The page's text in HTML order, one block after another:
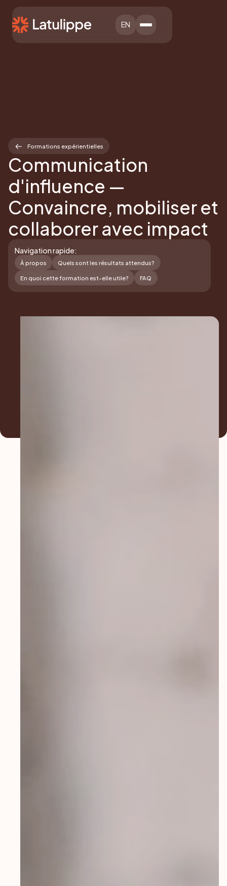
EN
Formations expérientielles
Communication
d'influence —
Convaincre, mobiliser et
collaborer avec impact
Navigation rapide:
À propos Quels sont les résultats attendus?
En quoi cette formation est-elle utile? FAQ